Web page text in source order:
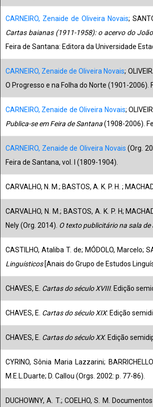
CARNEIRO, Zenaide de Oliveira Novais;
Cartas baianas (1911-1958): o acervo do
Feira de Santana: Editora da Universidade
CARNEIRO, Zenaide de Oliveira Novais;
O Progresso e na Folha do Norte (1901-
CARNEIRO, Zenaide de Oliveira Novais;
Publica-se em Feira de Santana(1908-2006).
CARNEIRO, Zenaide de Oliveira Novais (Org.
Feira de Santana, vol. I (1809-1904).
CARVALHO, N. M.; BASTOS, A. K. P. H. ;
CARVALHO, N. M.; BASTOS, A. K. P. H;
Nely (Org. 2014). O texto publicitário na sala de
CASTILHO, Ataliba T. de; MÓDOLO, Marcelo;
Linguísticos[Anais do Grupo de Estudos
CHAVES, E. Cartas do século XVIII. Edição
CHAVES, E. Cartas do século XIX: Edição
CHAVES, E. Cartas do século XX. Edição
CYRINO, Sônia Maria Lazzarini;
M.E.L.Duarte; D. Callou (Orgs. 2002: p. 77-86).
DUCHOWNY, A. T.; COELHO, S. M.